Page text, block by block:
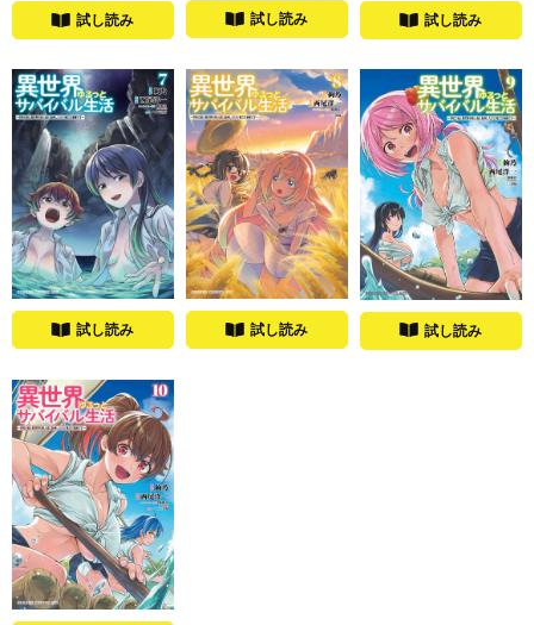
試し読み 試し読み 試し読み
試し読み 試し読み 試し読み